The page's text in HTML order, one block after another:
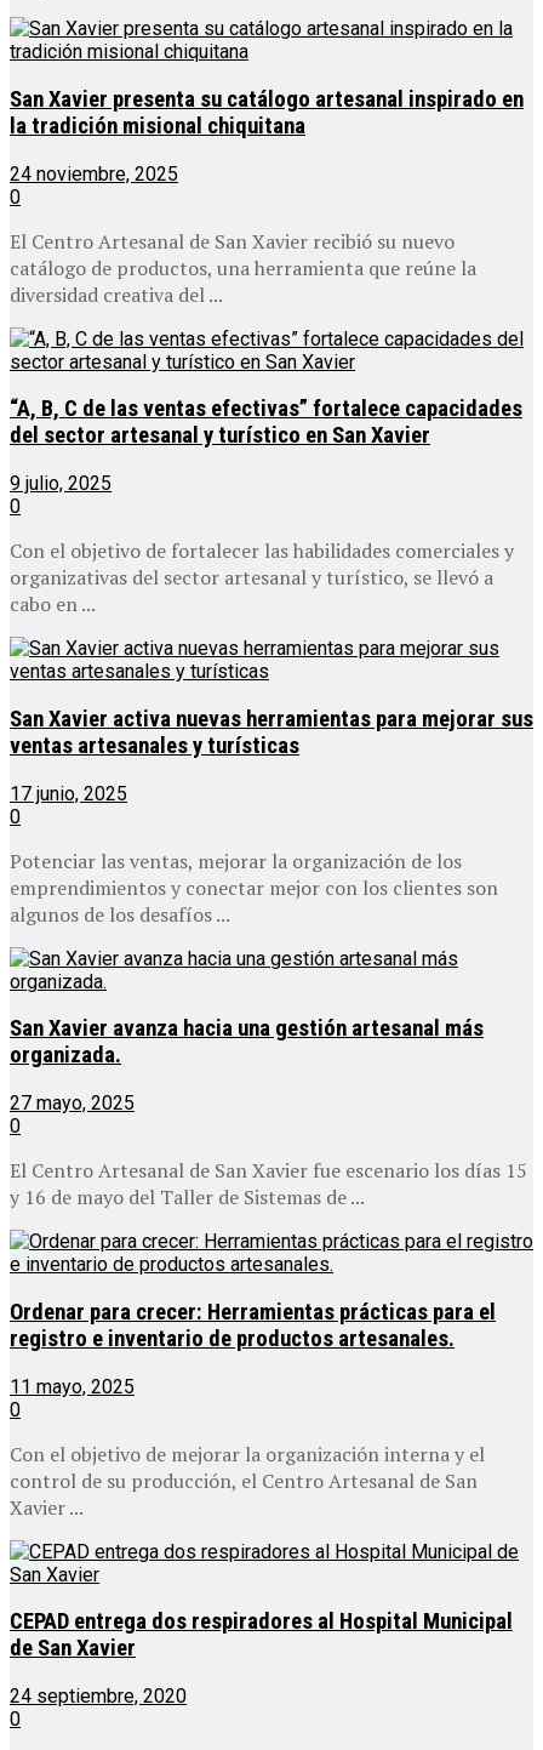
San Xavier presenta su catálogo artesanal inspirado en
la tradición misional chiquitana
24 noviembre, 2025
0
El Centro Artesanal de San Xavier recibió su nuevo
catálogo de productos, una herramienta que reúne la
diversidad creativa del ...
“A, B, C de las ventas efectivas” fortalece capacidades
del sector artesanal y turístico en San Xavier
9 julio, 2025
0
Con el objetivo de fortalecer las habilidades comerciales y
organizativas del sector artesanal y turístico, se llevó a
cabo en ...
San Xavier activa nuevas herramientas para mejorar sus
ventas artesanales y turísticas
17 junio, 2025
0
Potenciar las ventas, mejorar la organización de los
emprendimientos y conectar mejor con los clientes son
algunos de los desafíos ...
San Xavier avanza hacia una gestión artesanal más
organizada.
27 mayo, 2025
0
El Centro Artesanal de San Xavier fue escenario los días 15
y 16 de mayo del Taller de Sistemas de ...
Ordenar para crecer: Herramientas prácticas para el
registro e inventario de productos artesanales.
11 mayo, 2025
0
Con el objetivo de mejorar la organización interna y el
control de su producción, el Centro Artesanal de San
Xavier ...
CEPAD entrega dos respiradores al Hospital Municipal
de San Xavier
24 septiembre, 2020
0